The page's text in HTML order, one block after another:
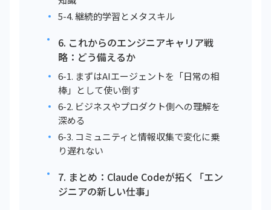
5-4. 継続的学習とメタスキル
6. これからのエンジニアキャリア戦
略：どう備えるか
6-1. まずはAIエージェントを「日常の相
棒」として使い倒す
6-2. ビジネスやプロダクト側への理解を
深める
6-3. コミュニティと情報収集で変化に乗
り遅れない
7. まとめ：Claude Codeが拓く「エン
ジニアの新しい仕事」